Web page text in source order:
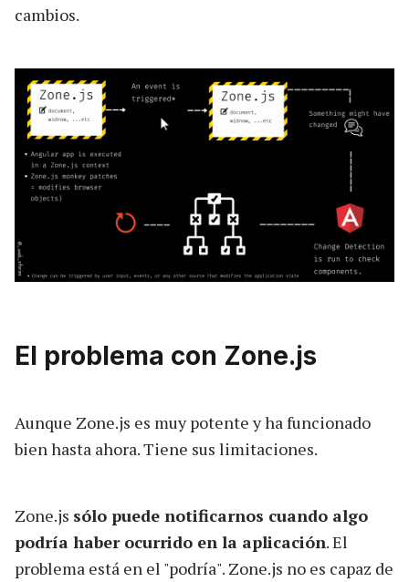
cambios.
El problema con Zone.js
Aunque Zone.js es muy potente y ha funcionado
bien hasta ahora. Tiene sus limitaciones.
Zone.js sólo puede notificarnos cuando algo
podría haber ocurrido en la aplicación. El
problema está en el "podría". Zone.js no es capaz de